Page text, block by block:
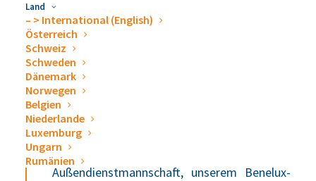
Land
– > International (English)
Österreich
Schweiz
Schweden
Dänemark
Norwegen
Belgien
Niederlande
Luxemburg
Ungarn
Rumänien
Wir hatten selten so viele unterschiedliche
Leute hier bei uns – heute feiern wir mit
unseren Kolleginnen und Kollegen aus
Hechingen-Boll, der deutschen
Außendienstmannschaft, unserem Benelux-